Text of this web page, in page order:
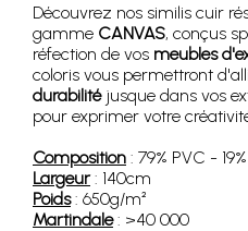
Découvrez nos similis cuir
gamme CANVAS, conçus
réfection de vos meubles
coloris vous permettront
durabilitéjusque dans vos
pour exprimer votre
Composition : 79% PVC -
Largeur: 140cm
Poids: 650g/m²
Martindale: >40 000